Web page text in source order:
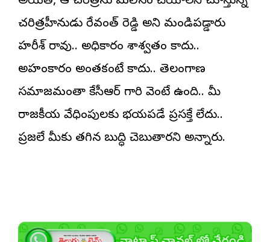
చరిత్రహీనుడు రేవంత్ రెడ్డి అని మండిపడ్డారు
హరీశ్ రావు.. అధికారం శాశ్వతం కాదు..
అహంకారం అంతకంటే కాదు.. తెలంగాణ
సమాజమంతా కేసీఆర్ గారి వెంటే ఉంది.. మీ
రాజకీయ వేధింపులకు భయపడే ప్రసక్తే లేదు..
ప్రజలే మీకు తగిన బుద్ధి చెబుతారని అన్నారు.